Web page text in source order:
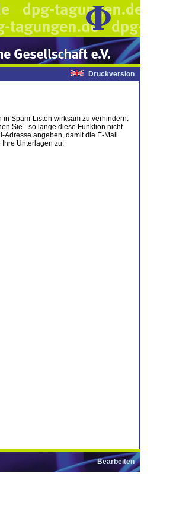
Druckversion
Spam-Listen wirksam zu verhindern.
Sie - so lange diese Funktion nicht
Adresse angeben, damit die E-Mail
Ihre Unterlagen zu.
Bearbeiten